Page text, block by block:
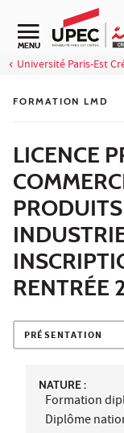
Aller au contenu
Navigation
MENU
Université Paris-Est
FORMATION LMD
LICENCE
RENTRÉE
PRÉSENTATION
NATURE :
Formation
Diplôme